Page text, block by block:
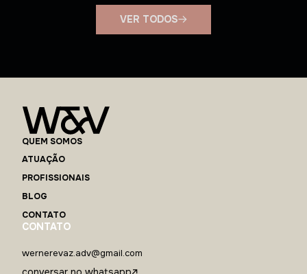
VER TODOS
QUEM SOMOS
ATUAÇÃO
PROFISSIONAIS
BLOG
CONTATO
CONTATO
wernerevaz.adv@gmail.com